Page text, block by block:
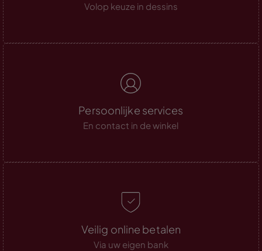
Volop keuze in dessins
Persoonlijke services
En contact in de winkel
Veilig online betalen
Via uw eigen bank